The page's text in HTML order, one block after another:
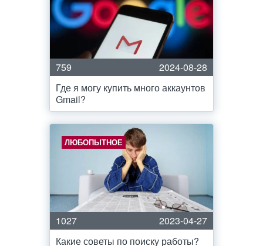
759
2024-08-28
Где я могу купить много аккаунтов
Gmail?
ЛЮБОПЫТНОЕ
1027
2023-04-27
Какие советы по поиску работы?